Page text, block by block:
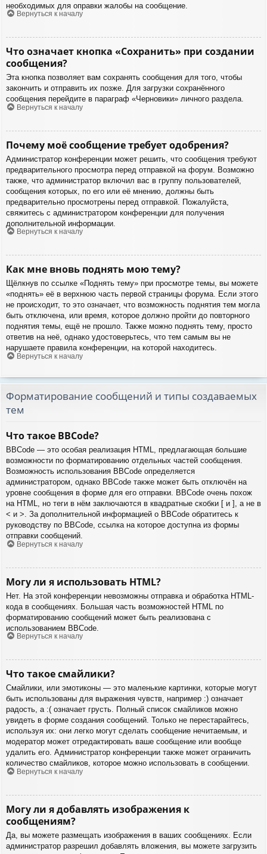
необходимых для оправки жалобы на сообщение.
Вернуться к началу
Что означает кнопка «Сохранить» при создании
сообщения?
Эта кнопка позволяет вам сохранять сообщения для того, чтобы
закончить и отправить их позже. Для загрузки сохранённого
сообщения перейдите в параграф «Черновики» личного раздела.
Вернуться к началу
Почему моё сообщение требует одобрения?
Администратор конференции может решить, что сообщения требуют
предварительного просмотра перед отправкой на форум. Возможно
также, что администратор включил вас в группу пользователей,
сообщения которых, по его или её мнению, должны быть
предварительно просмотрены перед отправкой. Пожалуйста,
свяжитесь с администратором конференции для получения
дополнительной информации.
Вернуться к началу
Как мне вновь поднять мою тему?
Щёлкнув по ссылке «Поднять тему» при просмотре темы, вы можете
«поднять» её в верхнюю часть первой страницы форума. Если этого
не происходит, то это означает, что возможность поднятия тем могла
быть отключена, или время, которое должно пройти до повторного
поднятия темы, ещё не прошло. Также можно поднять тему, просто
ответив на неё, однако удостоверьтесь, что тем самым вы не
нарушаете правила конференции, на которой находитесь.
Вернуться к началу
Форматирование сообщений и типы создаваемых
тем
Что такое BBCode?
BBCode — это особая реализация HTML, предлагающая большие
возможности по форматированию отдельных частей сообщения.
Возможность использования BBCode определяется
администратором, однако BBCode также может быть отключён на
уровне сообщения в форме для его отправки. BBCode очень похож
на HTML, но теги в нём заключаются в квадратные скобки [ и ], а не в
< и >. За дополнительной информацией о BBCode обратитесь к
руководству по BBCode, ссылка на которое доступна из формы
отправки сообщений.
Вернуться к началу
Могу ли я использовать HTML?
Нет. На этой конференции невозможны отправка и обработка HTML-
кода в сообщениях. Большая часть возможностей HTML по
форматированию сообщений может быть реализована с
использованием BBCode.
Вернуться к началу
Что такое смайлики?
Смайлики, или эмотиконы — это маленькие картинки, которые могут
быть использованы для выражения чувств, например :) означает
радость, а :( означает грусть. Полный список смайликов можно
увидеть в форме создания сообщений. Только не перестарайтесь,
используя их: они легко могут сделать сообщение нечитаемым, и
модератор может отредактировать ваше сообщение или вообще
удалить его. Администратор конференции также может ограничить
количество смайликов, которое можно использовать в сообщении.
Вернуться к началу
Могу ли я добавлять изображения к
сообщениям?
Да, вы можете размещать изображения в ваших сообщениях. Если
администратор разрешил добавлять вложения, вы можете загрузить